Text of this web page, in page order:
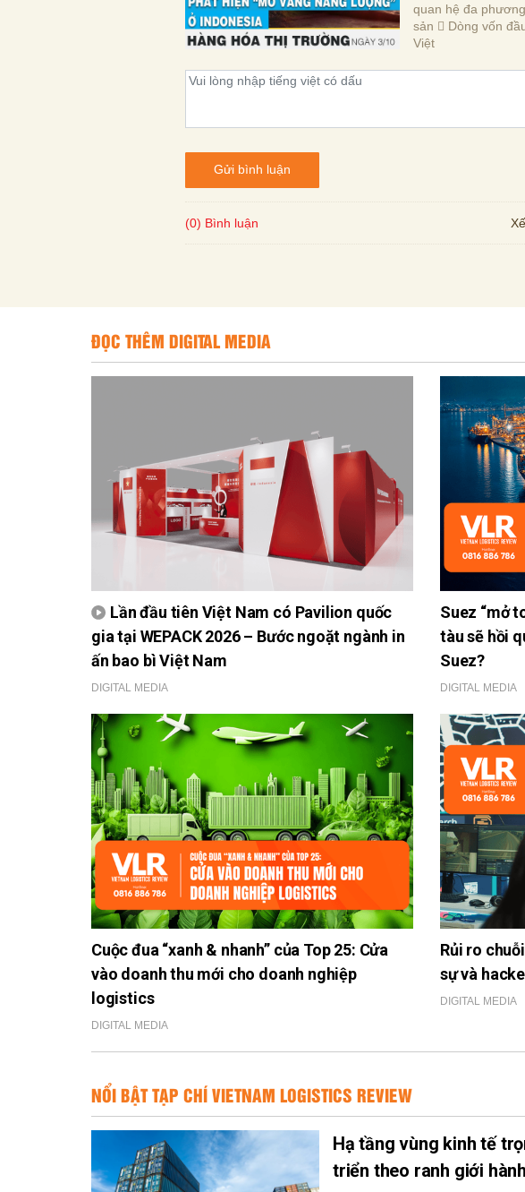
quan hệ đa
sản  Dòng vốn
Việt
Gửi bình luận
(0) Bình luận
ĐỌC THÊM DIGITAL MEDIA
Lần đầu tiên Việt Nam có Pavilion quốc
gia tại WEPACK 2026 – Bước ngoặt ngành in
ấn bao bì Việt Nam
DIGITAL MEDIA
Suez “mở
tàu sẽ hồi
Suez?
DIGITAL MEDIA
Cuộc đua “xanh & nhanh” của Top 25: Cửa
vào doanh thu mới cho doanh nghiệp
logistics
DIGITAL MEDIA
Rủi ro
sự và
DIGITAL MEDIA
NỔI BẬT TẠP CHÍ VIETNAM LOGISTICS REVIEW
Hạ tầng vùng kinh tế
triển theo ranh giới